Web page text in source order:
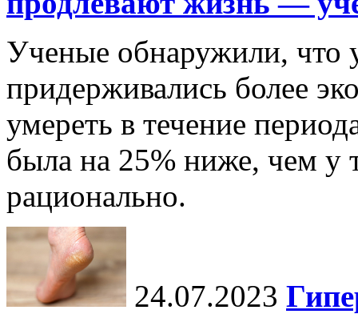
Ученые обнаружили, что
придерживались более
умереть в течение
была на 25% ниже, чем у
рационально.
24.07.2023